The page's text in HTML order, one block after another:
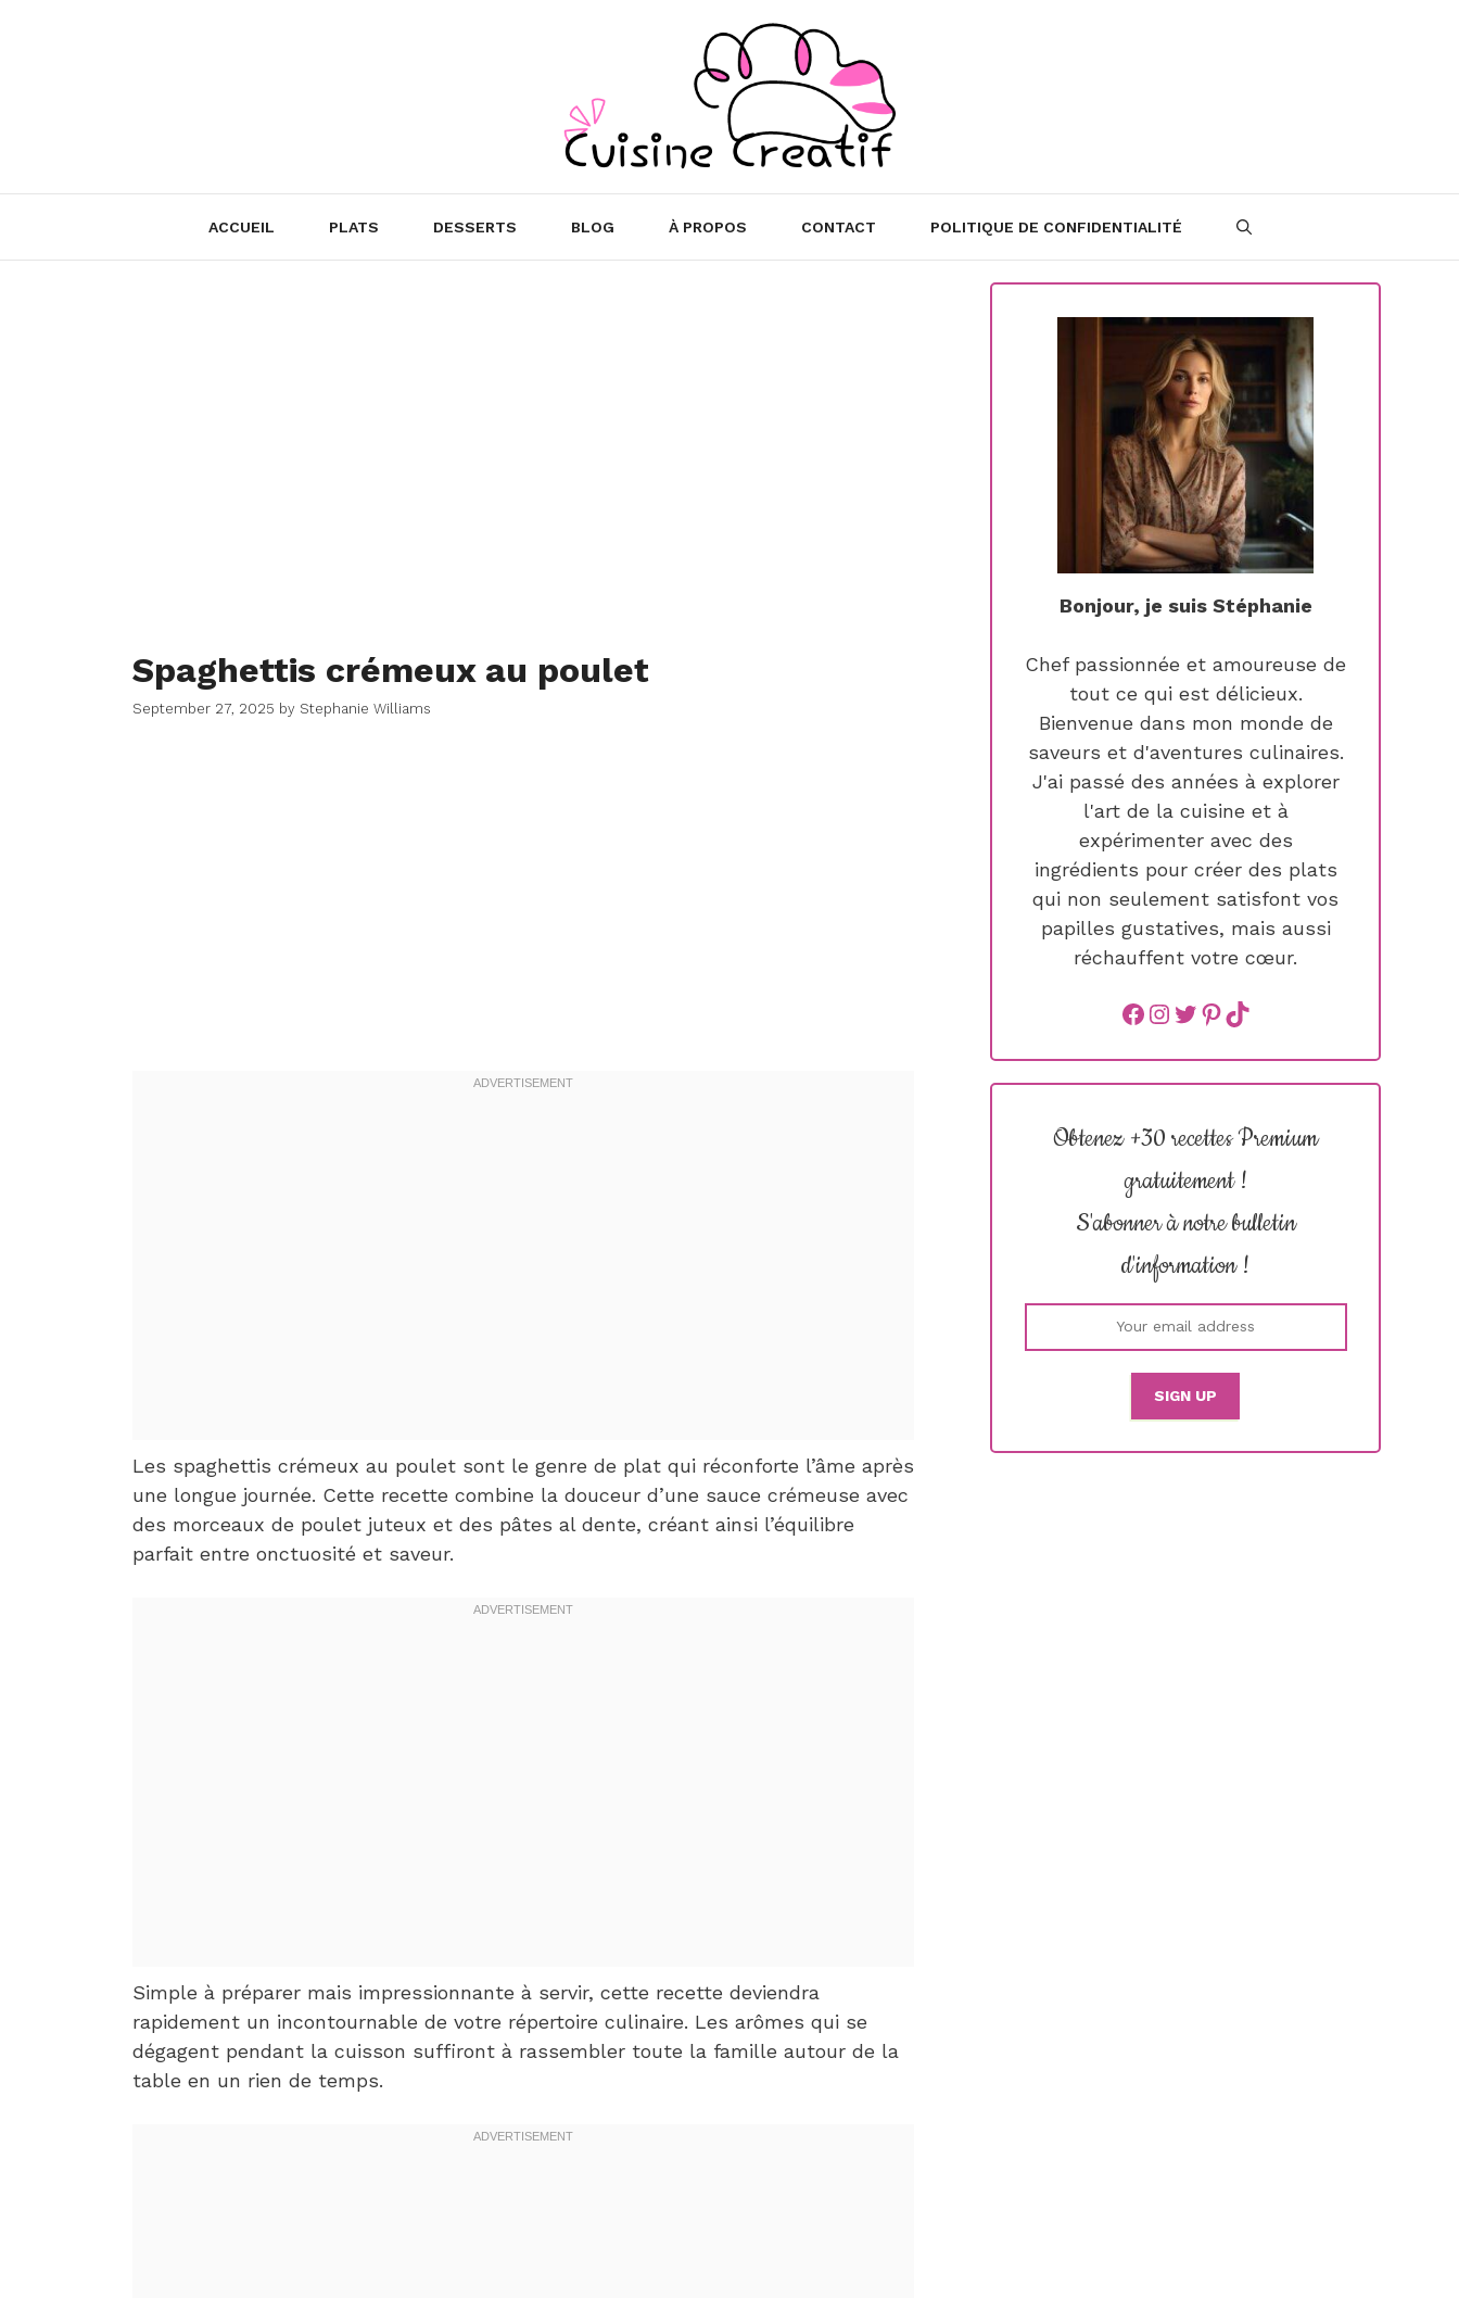
ACCUEIL PLATS DESSERTS BLOG À PROPOS CONTACT POLITIQUE DE CONFIDENTIALITÉ
Spaghettis crémeux au poulet
September 27, 2025 by Stephanie Williams
Les spaghettis crémeux au poulet sont le genre de plat qui réconforte l’âme après
une longue journée. Cette recette combine la douceur d’une sauce crémeuse avec
des morceaux de poulet juteux et des pâtes al dente, créant ainsi l’équilibre
parfait entre onctuosité et saveur.
Simple à préparer mais impressionnante à servir, cette recette deviendra
rapidement un incontournable de votre répertoire culinaire. Les arômes qui se
dégagent pendant la cuisson suffiront à rassembler toute la famille autour de la
table en un rien de temps.
Bonjour, je suis Stéphanie
Chef passionnée et amoureuse de
tout ce qui est délicieux.
Bienvenue dans mon monde de
saveurs et d'aventures culinaires.
J'ai passé des années à explorer
l'art de la cuisine et à
expérimenter avec des
ingrédients pour créer des plats
qui non seulement satisfont vos
papilles gustatives, mais aussi
réchauffent votre cœur.
Facebook
instagram
Twitter
Pinterest
TikTok
Obtenez +30 recettes Premium
gratuitement !
S'abonner à notre bulletin
d'information !